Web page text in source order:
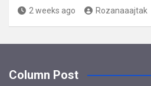
2 weeks ago Rozanaaajtak
Column Post